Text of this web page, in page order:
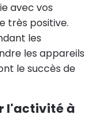
avec vos
très positive.
les
les appareils
le succès de
l'activité à